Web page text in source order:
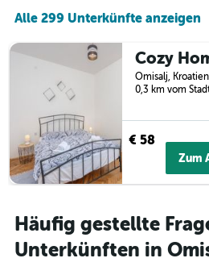
hat
Achse,
die
Wochentage
anzeigt.
Das
Diagramm
hat
Achse,
den
Alle 299 Unterkünfte anzeigen
Omisalj, Kroatien
0,3 km vom
€ 58
Zum
Häufig gestellte
Unterkünften in